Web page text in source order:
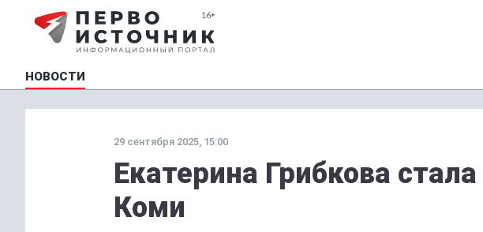
НОВОСТИ
29 сентября 2025, 15:00
Екатерина Грибкова
Коми